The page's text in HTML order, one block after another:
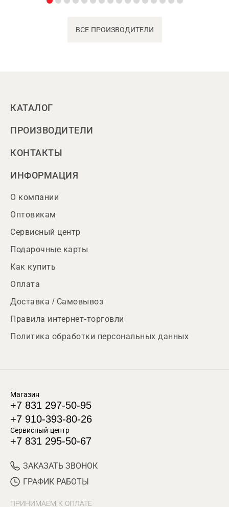
ВСЕ ПРОИЗВОДИТЕЛИ
КАТАЛОГ
ПРОИЗВОДИТЕЛИ
КОНТАКТЫ
ИНФОРМАЦИЯ
О компании
Оптовикам
Сервисный центр
Подарочные карты
Как купить
Оплата
Доставка / Самовывоз
Правила интернет-торговли
Политика обработки персональных данных
Магазин
+7 831 297-50-95
+7 910-393-80-26
Сервисный центр
+7 831 295-50-67
ЗАКАЗАТЬ ЗВОНОК
ГРАФИК РАБОТЫ
ПРИНИМАЕМ К ОПЛАТЕ